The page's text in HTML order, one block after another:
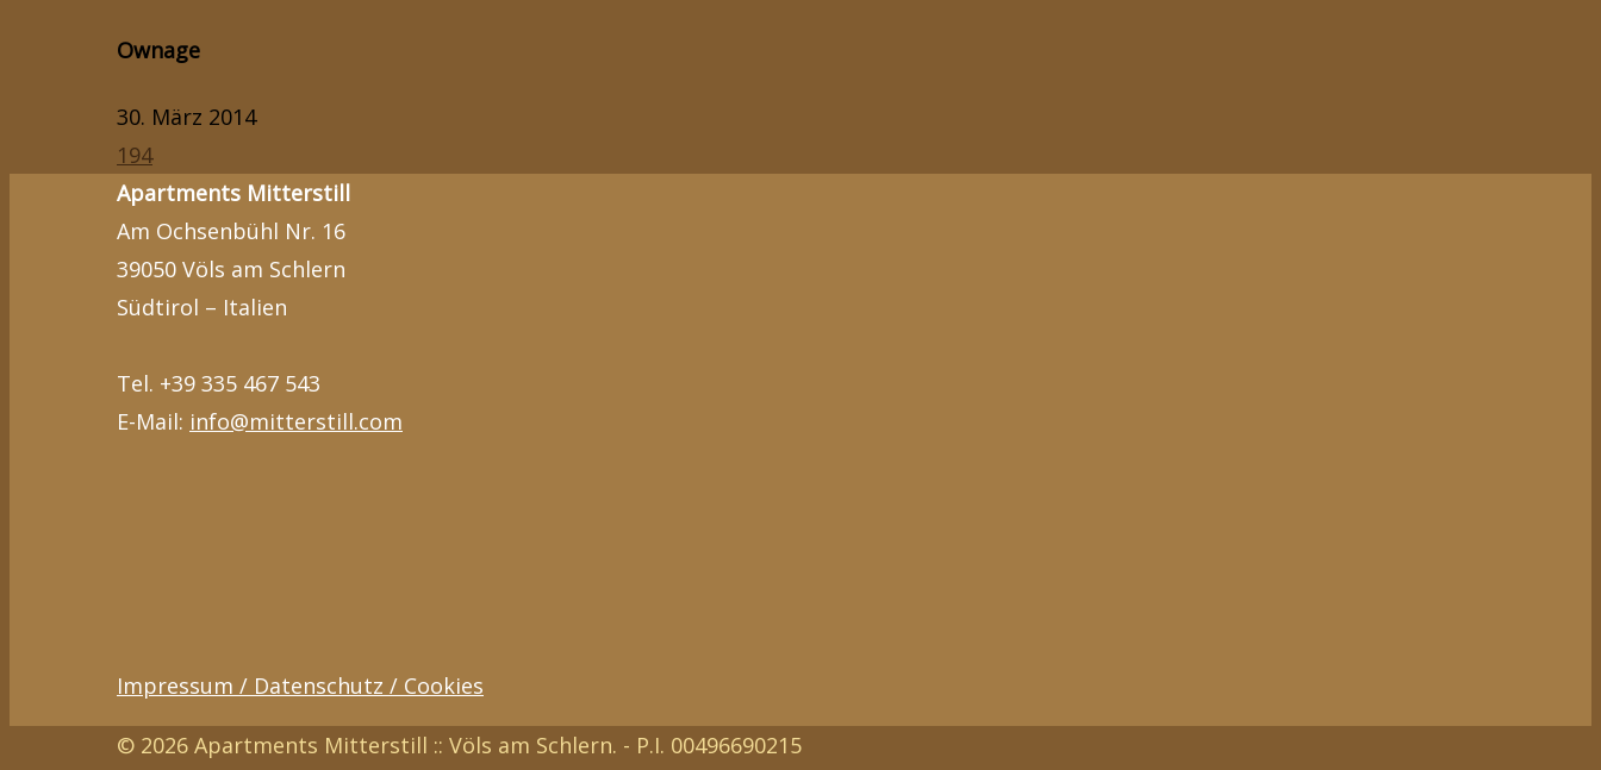
Ownage
30. März 2014
194
Apartments Mitterstill
Am Ochsenbühl Nr. 16
39050 Völs am Schlern
Südtirol – Italien
Tel. +39 335 467 543
E-Mail: info@mitterstill.com
Impressum / Datenschutz / Cookies
© 2026 Apartments Mitterstill :: Völs am Schlern. - P.I. 00496690215